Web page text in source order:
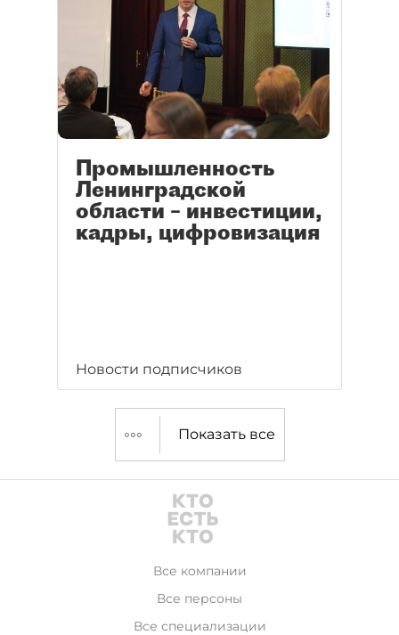
Промышленность
Ленинградской
области – инвестиции,
кадры, цифровизация
Новости подписчиков
Показать все
Все компании
Все персоны
Все специализации